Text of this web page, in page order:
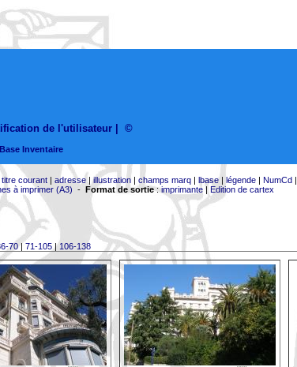
de l'utilisateur ©
Base Inventaire
titre courant| adresse|illustration| champs marq| lbase| légende| NumCd|
à imprimer (A3) - Format de sortie:imprimante| Edition de cartex
70| 71-105|106-138